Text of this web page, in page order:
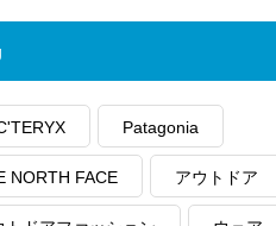
Patagonia
NORTH FACE アウトドア